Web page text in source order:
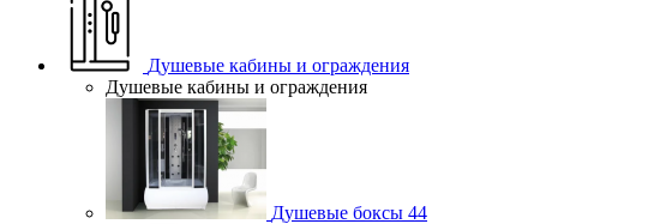
Душевые кабины и ограждения
Душевые кабины и ограждения
Душевые боксы 44